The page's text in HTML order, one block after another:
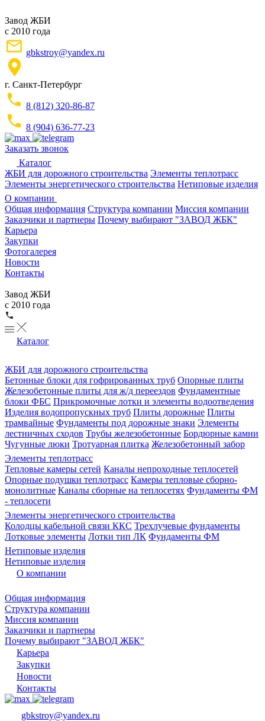
Завод ЖБИ
с 2010 года
gbkstroy@yandex.ru
г. Санкт-Петербург
8 (812) 320-86-87
8 (904) 636-77-23
Заказать звонок
Каталог
ЖБИ для дорожного строительства Элементы теплотрасс
Элементы энергетического строительства Нетиповые изделия
О компании
Общая информация Структура компании Миссия компании
Заказчики и партнеры Почему выбирают "ЗАВОД ЖБК"
Карьера
Закупки
Фотогалерея
Новости
Контакты
Завод ЖБИ
с 2010 года
Каталог
ЖБИ для дорожного строительства
Бетонные блоки для гофрированных труб Опорные плиты
Железобетонные плиты для ж/д переездов Фундаментные
блоки ФБС Прикромочные лотки и элементы водоотведения
Изделия водопропускных труб Плиты дорожные Плиты
трамвайные Фундаменты под дорожные знаки Элементы
лестничных сходов Трубы железобетонные Бордюрные камни
Чугунные люки Тротуарная плитка Железобетонный забор
Элементы теплотрасс
Тепловые камеры сетей Каналы непроходные теплосетей
Опорные подушки теплотрасс Камеры тепловые сборно-
монолитные Каналы сборные на теплосетях Фундаменты ФМ
- теплосети
Элементы энергетического строительства
Колодцы кабельной связи ККС Трехлучевые фундаменты
Лотковые элементы Лотки тип ЛК Фундаменты ФМ
Нетиповые изделия
Нетиповые изделия
О компании
Общая информация
Структура компании
Миссия компании
Заказчики и партнеры
Почему выбирают "ЗАВОД ЖБК"
Карьера
Закупки
Новости
Контакты
gbkstroy@yandex.ru